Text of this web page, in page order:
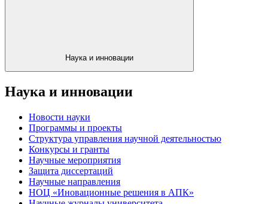
Наука и инновации
Наука и инновации
Новости науки
Программы и проекты
Структура управления научной деятельностью
Конкурсы и гранты
Научные мероприятия
Защита диссертаций
Научные направления
НОЦ «Иновационные решения в АПК»